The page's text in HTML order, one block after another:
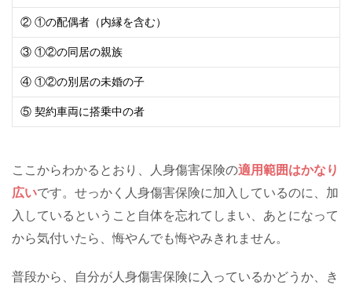
② ①の配偶者（内縁を含む）
③ ①②の同居の親族
④ ①②の別居の未婚の子
⑤ 契約車両に搭乗中の者
ここからわかるとおり、人身傷害保険の適用範囲はかなり
広いです。せっかく人身傷害保険に加入しているのに、加
入しているということ自体を忘れてしまい、あとになって
から気付いたら、悔やんでも悔やみきれません。
普段から、自分が人身傷害保険に入っているかどうか、き